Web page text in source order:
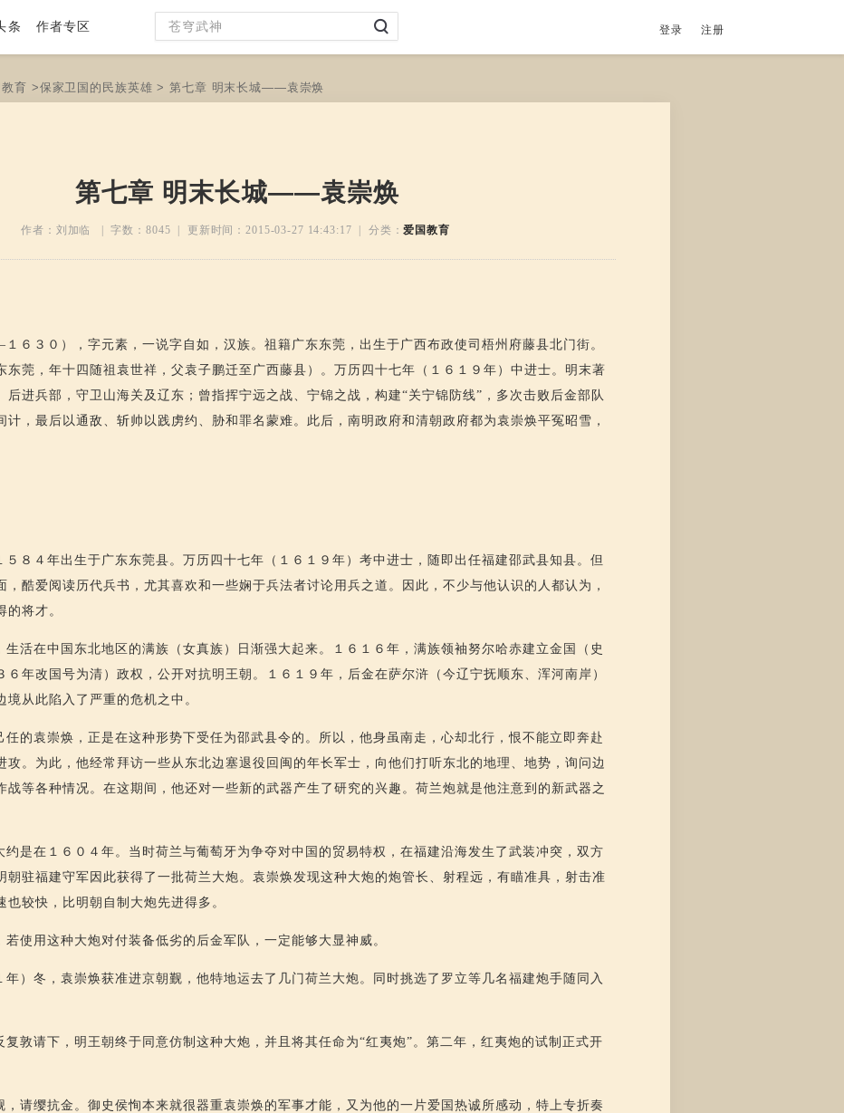
条 作者专区 登录 注册
育 >保家卫国的民族英雄 > 第七章 明末长城——袁崇焕
第七章 明末长城——袁崇焕
作者：刘加临 | 字数：8045 | 更新时间：2015-03-27 14:43:17 | 分类：爱国教育
６３０），字元素，一说字自如，汉族。祖籍广东东莞，出生于广西布政使司梧州府藤县北门街。
东莞，年十四随祖袁世祥，父袁子鹏迁至广西藤县）。万历四十七年（１６１９年）中进士。明末著
后进兵部，守卫山海关及辽东；曾指挥宁远之战、宁锦之战，构建“关宁锦防线”，多次击败后金部队
计，最后以通敌、斩帅以践虏约、胁和罪名蒙难。此后，南明政府和清朝政府都为袁崇焕平冤昭雪，
５８４年出生于广东东莞县。万历四十七年（１６１９年）考中进士，随即出任福建邵武县知县。但
，酷爱阅读历代兵书，尤其喜欢和一些娴于兵法者讨论用兵之道。因此，不少与他认识的人都认为，
的将才。
生活在中国东北地区的满族（女真族）日渐强大起来。１６１６年，满族领袖努尔哈赤建立金国（史
６年改国号为清）政权，公开对抗明王朝。１６１９年，后金在萨尔浒（今辽宁抚顺东、浑河南岸）
境从此陷入了严重的危机之中。
任的袁崇焕，正是在这种形势下受任为邵武县令的。所以，他身虽南走，心却北行，恨不能立即奔赴
攻。为此，他经常拜访一些从东北边塞退役回闽的年长军士，向他们打听东北的地理、地势，询问边
战等各种情况。在这期间，他还对一些新的武器产生了研究的兴趣。荷兰炮就是他注意到的新武器之
约是在１６０４年。当时荷兰与葡萄牙为争夺对中国的贸易特权，在福建沿海发生了武装冲突，双方
朝驻福建守军因此获得了一批荷兰大炮。袁崇焕发现这种大炮的炮管长、射程远，有瞄准具，射击准
也较快，比明朝自制大炮先进得多。
若使用这种大炮对付装备低劣的后金军队，一定能够大显神威。
年）冬，袁崇焕获准进京朝觐，他特地运去了几门荷兰大炮。同时挑选了罗立等几名福建炮手随同入
复敦请下，明王朝终于同意仿制这种大炮，并且将其任命为“红夷炮”。第二年，红夷炮的试制正式开
，请缨抗金。御史侯恂本来就很器重袁崇焕的军事才能，又为他的一片爱国热诚所感动，特上专折奏